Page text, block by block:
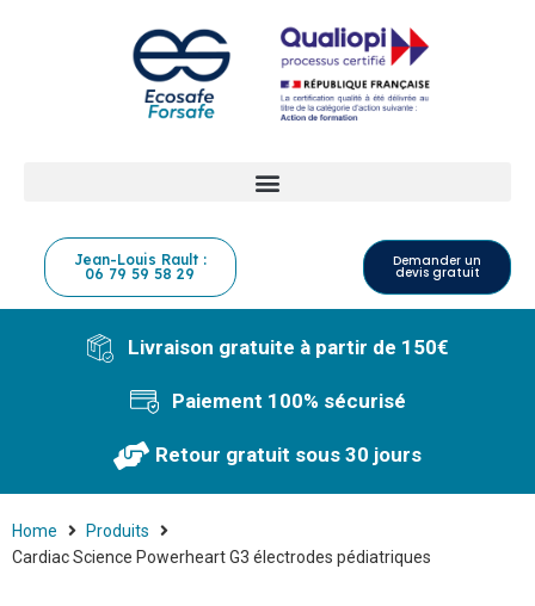
Jean-Louis Rault :
06 79 59 58 29
Demander un
devis gratuit
Livraison gratuite à partir de 150€
Paiement 100% sécurisé
Retour gratuit sous 30 jours
Home
Produits
Cardiac Science Powerheart G3 électrodes pédiatriques